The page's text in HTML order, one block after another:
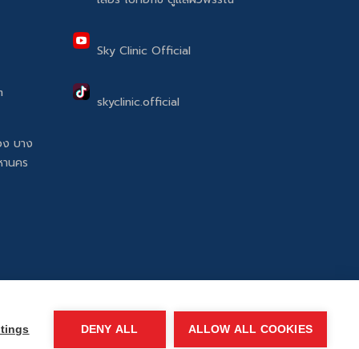
DENY ALL ALLOW ALL COOKIES
บาง
นคร
Sky Clinic Official
skyclinic.official